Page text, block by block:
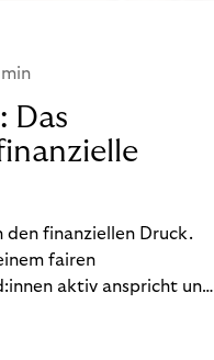
Das
den finanziellen Druck.
fairen
aktiv anspricht und
bleiben Menschen